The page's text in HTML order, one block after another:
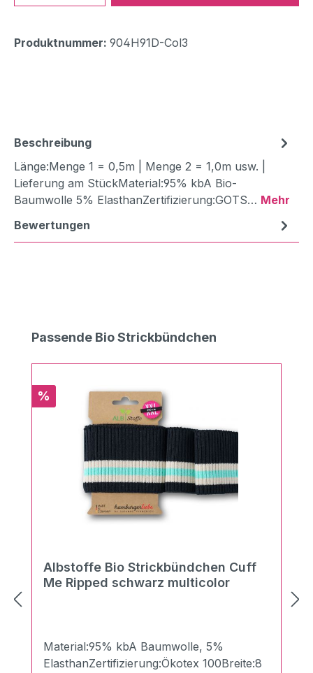
Produktnummer: 904H91D-Col3
Beschreibung
Länge:Menge 1 = 0,5m | Menge 2 = 1,0m usw. |
Lieferung am StückMaterial:95% kbA Bio-
Baumwolle 5% ElasthanZertifizierung:GOTS… Mehr
Bewertungen
Produktgalerie überspringen
Passende Bio Strickbündchen
Rabatt
%
Albstoffe Bio Strickbündchen Cuff
Me Ripped schwarz multicolor
Material:95% kbA Baumwolle, 5%
ElasthanZertifizierung:Ökotex 100Breite:8